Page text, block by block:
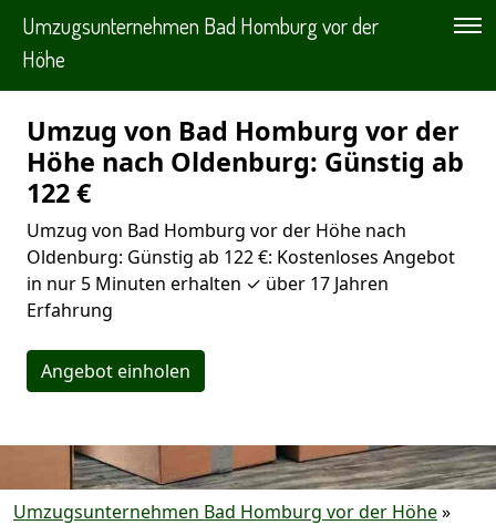
Umzugsunternehmen Bad Homburg vor der
Höhe
Umzug von Bad Homburg vor der
Höhe nach Oldenburg: Günstig ab
122 €
Umzug von Bad Homburg vor der Höhe nach
Oldenburg: Günstig ab 122 €: Kostenloses Angebot
in nur 5 Minuten erhalten ✓ über 17 Jahren
Erfahrung
Angebot einholen
Umzugsunternehmen Bad Homburg vor der Höhe»